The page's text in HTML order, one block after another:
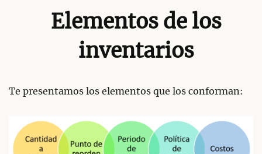
Elementos de los
inventarios
Te presentamos los elementos que los conforman: